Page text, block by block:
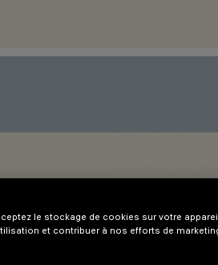
le stockage de cookies sur votre
et contribuer à nos efforts de